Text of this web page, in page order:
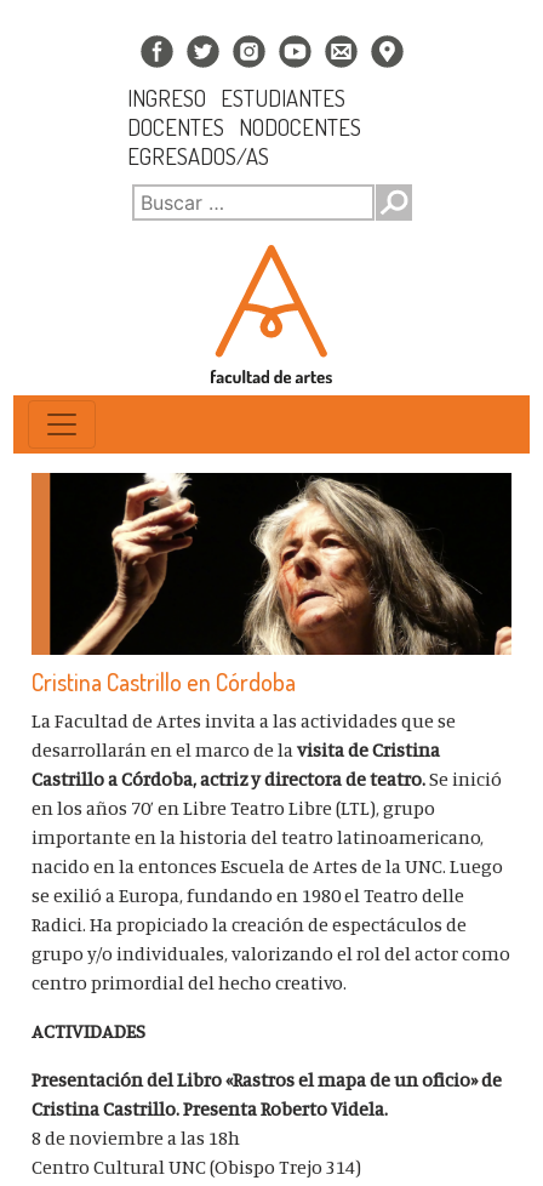
INGRESO
ESTUDIANTES
DOCENTES
NODOCENTES
EGRESADOS/AS
Cristina Castrillo en Córdoba
La Facultad de Artes invita a las actividades que se
desarrollarán en el marco de lavisita de Cristina
Castrillo a Córdoba, actriz y directora de teatro.Se inició
en los años 70’ en Libre Teatro Libre (LTL), grupo
importante en la historia del teatro latinoamericano,
nacido en la entonces Escuela de Artes de la UNC. Luego
se exilió a Europa, fundando en 1980 el Teatro delle
Radici. Ha propiciado la creación de espectáculos de
grupo y/o individuales, valorizando el rol del actor como
centro primordial del hecho creativo.
ACTIVIDADES
Presentación del Libro «Rastros el mapa de un oficio» de
Cristina Castrillo. Presenta Roberto Videla.
8 de noviembre a las 18h
Centro Cultural UNC (Obispo Trejo 314)